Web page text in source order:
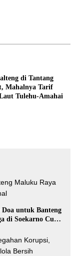
di Tantang
Mahalnya Tarif
Tulehu-Amahai
untuk Banteng
di Soekarno Cup